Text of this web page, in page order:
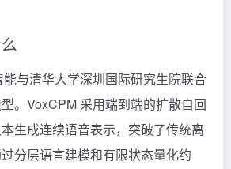
与清华大学深圳国际研究生院联合
。VoxCPM 采用端到端的扩散自回
生成连续语音表示，突破了传统离
分层语言建模和有限状态量化约